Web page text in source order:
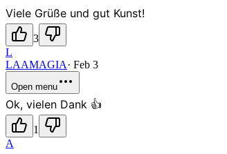
Viele Grüße und gut Kunst!
3
L
LAAMAGIA· Feb 3
Open menu
Ok, vielen Dank 👍
1
A